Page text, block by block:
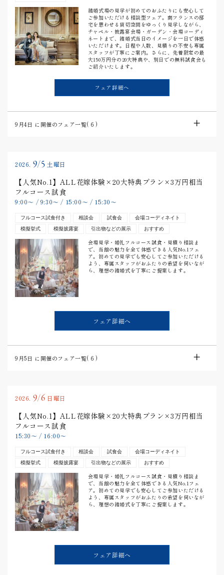
結婚式場の見学が初めてのおふたりにも安心して
ご参加いただける相談型フェア。南フランスの邸
宅を思わせる貸切空間をゆっくり見学しながら、
チャペル・披露宴会場・ガーデン・会場コーディ
ネートまで、結婚式当日のイメージを一日で体感
いただけます。日程や人数、見積りの不安も専属
スタッフが丁寧にご案内。さらに、先着限定の最
大150万円分の20大特典や、別日での無料試食会も
ご紹介いたします。
フェア詳細へ
9月4日 に開催のフェア一覧( 6 )
2026. 9/5 土曜日
【人気No.1】ALL花嫁体験×20大特典プラン×3万円相当
フルコース試食
9:00〜 / 9:30〜 / 15:00〜 / 15:30〜
フルコース試食付き 相談会 試食会
会場コーディネイト
模擬挙式
模擬披露宴 引出物などの展示 おすすめ
会場見学・婚礼フルコース試食・見積り相談ま
で、当館の魅力を全て体感できる人気No.1フェ
ア。初めての見学でも安心してご参加いただける
よう、専属スタッフがおふたりの希望を伺いなが
ら、理想の結婚式を丁寧にご提案します。
フェア詳細へ
9月5日 に開催のフェア一覧( 6 )
2026. 9/6 日曜日
【人気No.1】ALL花嫁体験×20大特典プラン×3万円相当
フルコース試食
15:30〜 / 16:00〜
フルコース試食付き 相談会 試食会
会場コーディネイト
模擬挙式
模擬披露宴 引出物などの展示 おすすめ
会場見学・婚礼フルコース試食・見積り相談ま
で、当館の魅力を全て体感できる人気No.1フェ
ア。初めての見学でも安心してご参加いただける
よう、専属スタッフがおふたりの希望を伺いなが
ら、理想の結婚式を丁寧にご提案します。
フェア詳細へ